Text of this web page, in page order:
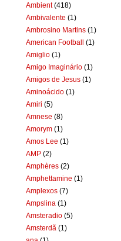
Ambient (418)
Ambivalente (1)
Ambrosino Martins (1)
American Football (1)
Amiglio (1)
Amigo Imaginário (1)
Amigos de Jesus (1)
Aminoácido (1)
Amiri (5)
Amnese (8)
Amorym (1)
Amos Lee (1)
AMP (2)
Amphères (2)
Amphettamine (1)
Amplexos (7)
Ampslina (1)
Amsteradio (5)
Amsterdã (1)